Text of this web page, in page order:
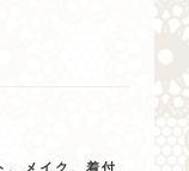
、メイク、着付